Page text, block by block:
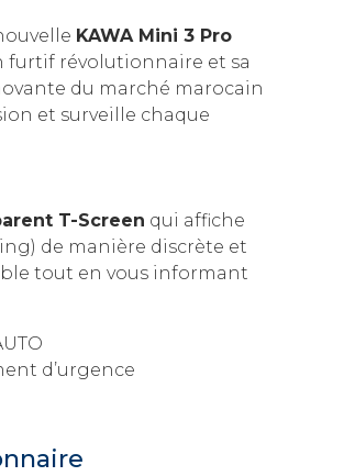
KAWA Mini 3 Pro
furtif révolutionnaire et sa
du marché marocain
et surveille chaque
T-Screen qui affiche
de manière discrète et
tout en vous informant
d’urgence